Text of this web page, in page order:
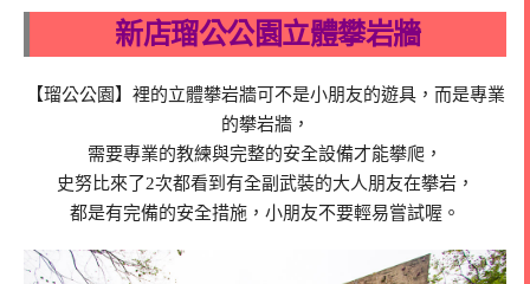
新店瑠公公園立體攀岩牆
【瑠公公園】裡的立體攀岩牆可不是小朋友的遊具，而是專業
的攀岩牆，
需要專業的教練與完整的安全設備才能攀爬，
史努比來了2次都看到有全副武裝的大人朋友在攀岩，
都是有完備的安全措施，小朋友不要輕易嘗試喔。